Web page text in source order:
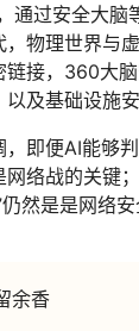
通过安全大脑
，物理世界与
接，360大
及基础设施安
，即便AI能够
络战的关键
然是是网络安
余香